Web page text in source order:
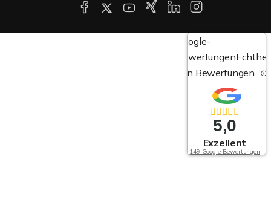
Google-
Bewertungen
von Bewertungen
5,0
Exzellent
149 Google-Bewertungen